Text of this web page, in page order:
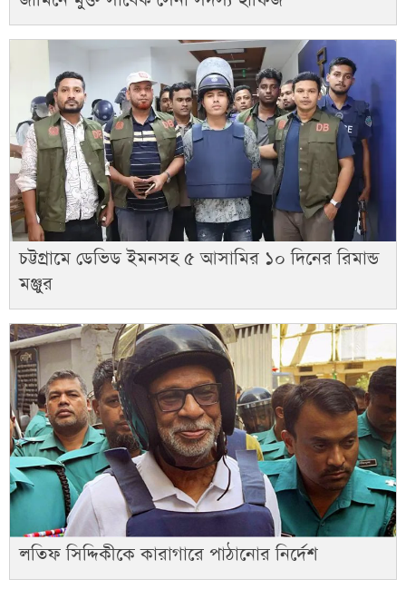
চট্টগ্রামে ডেভিড ইমনসহ ৫ আসামির ১০ দিনের রিমান্ড
মঞ্জুর
লতিফ সিদ্দিকীকে কারাগারে পাঠানোর নির্দেশ